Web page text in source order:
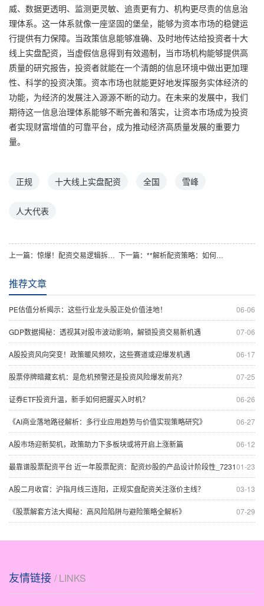
威、数据更透明、监测更灵敏、追责更有力、机构更尽责的信息治
理体系。这一体系就像一座坚固的堡垒，能够为资本市场的稳健运
行提供有力保障。当政策信息能够准确、及时地传达给投资者十大
线上实盘配资，当虚假信息得到有效遏制，当市场机构能够提供高
质量的研究报告，投资者就能在一个清朗的信息环境中做出更加理
性、科学的投资决策。资本市场也就能更好地发挥服务实体经济的
功能，为经济的发展注入源源不断的动力。在未来的发展中，我们
期待这一信息治理体系能够不断完善和落实，让资本市场成为投资
者实现财富增值的可靠平台，成为推动经济高质量发展的重要力
量。
正规 十大线上实盘配资 全国 雪峰
人大代表
上一篇： 惊爆！配资交易逻辑拆解：是暴富捷径还是深渊陷阱？！ 下一篇： **解析配资策略：如何科学分配资金提升投资回报率**
推荐文章
06-06
PE估值分析揭示：这些行业龙头股正处价值洼地！
07-06
GDP数据揭秘：透视其对股市波动影响，解锁投资交易新机遇
06-17
A股投资风向突变！政策暖风频吹，这些赛道或迎爆发机遇
07-25
股票停牌暗藏玄机：是危机预警还是投资风险爆发前兆？
06-26
证券ETF投资升温，新手如何把握买入时机？
06-27
《AI商业落地路径解析：多行业应用趋势与价值实现策略研究》
06-12
A股市场迎新契机，政策助力下多板块或将开启上涨新篇
01-23
最靠谱股票配资平台 近一年股票配资：配资炒股的产品设计阶段性_7231
03-13
A股二月收官：沪指月线三连阳，正规实盘配资关注涨价主线？
07-29
《股票解套方法大揭秘：高风险陷阱与避险策略全解析》
友情链接 / LINKS